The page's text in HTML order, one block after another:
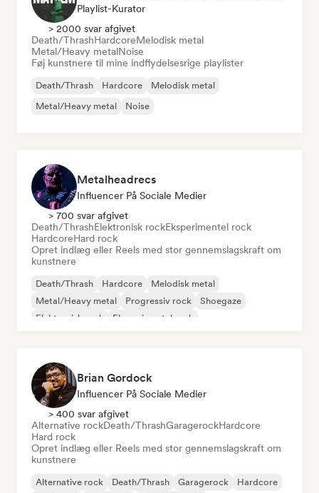
Playlist-Kurator
> 2000 svar afgivet
Death/ThrashHardcoreMelodisk metal
Metal/Heavy metalNoise
Føj kunstnere til mine indflydelsesrige playlister
Death/Thrash Hardcore
Melodisk metal
Metal/Heavy metal
Noise
Metalheadrecs
Influencer På Sociale Medier
> 700 svar afgivet
Death/ThrashElektronisk rockEksperimentel rock
HardcoreHard rock
Opret indlæg eller Reels med stor gennemslagskraft om
kunstnere
Death/Thrash Hardcore
Melodisk metal
Metal/Heavy metal
Progressiv rock
Shoegaze
Elektronisk rock
Eksperimentel rock
Brian Gordock
Influencer På Sociale Medier
> 400 svar afgivet
Alternative rockDeath/ThrashGaragerockHardcore
Hard rock
Opret indlæg eller Reels med stor gennemslagskraft om
kunstnere
Alternative rock Death/Thrash Garagerock
Hardcore